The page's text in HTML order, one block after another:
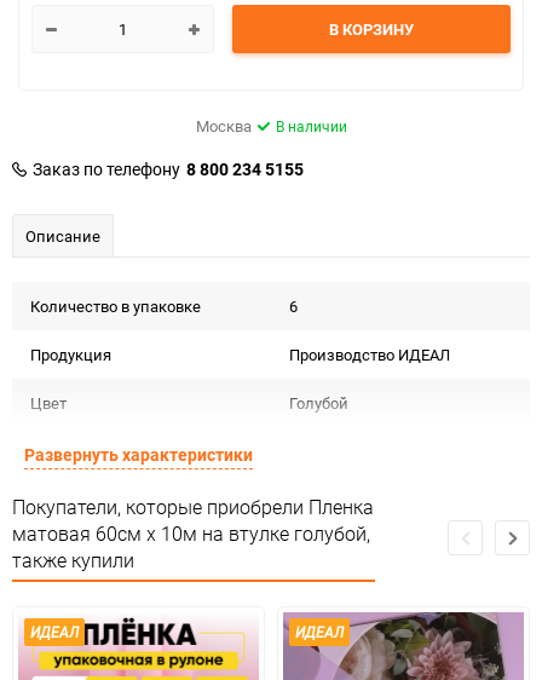
В КОРЗИНУ
Москва В наличии
Заказ по телефону 8 800 234 5155
Описание
Количество в упаковке 6
Продукция Производство ИДЕАЛ
Цвет Голубой
Форма
Материал
Пленка полуматовая ИДЕАЛ
тон
Срок годности
Предназначение товара Для флористики
Сертификация Не подлежит сертификации
Развернуть характеристики
Покупатели, которые приобрели Пленка
матовая 60см х 10м на втулке голубой,
также купили
ИДЕАЛ ИДЕАЛ